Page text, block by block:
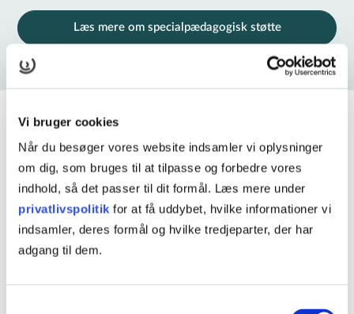
Vi bruger cookies
Når du besøger vores website indsamler vi oplysninger
om dig, som bruges til at tilpasse og forbedre vores
indhold, så det passer til dit formål. Læs mere under
privatlivspolitik for at få uddybet, hvilke informationer vi
indsamler, deres formål og hvilke tredjeparter, der har
adgang til dem.
Læs mere om specialpædagogisk støtte
Deltagerbetaling
Er du ufaglært eller faglært med en
erhvervsuddannelsegælder følgende regler for dig:
Du kan deltage på alle vores AMU-kurser til den laveste
pris - den vi kalder 'AMU-pris'.
af kursusmaterialer. Kursusmaterialerne ligger tilgængelig